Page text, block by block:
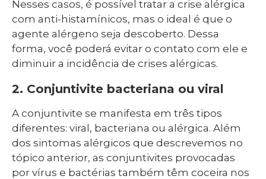
Nesses casos, é possível tratar a crise alérgica
com anti-histamínicos, mas o ideal é que o
agente alérgeno seja descoberto. Dessa
forma, você poderá evitar o contato com ele e
diminuir a incidência de crises alérgicas.
2. Conjuntivite bacteriana ou viral
A conjuntivite se manifesta em três tipos
diferentes: viral, bacteriana ou alérgica. Além
dos sintomas alérgicos que descrevemos no
tópico anterior, as conjuntivites provocadas
por vírus e bactérias também têm coceira nos